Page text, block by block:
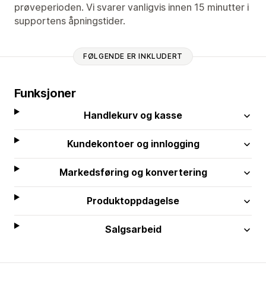
prøveperioden. Vi svarer vanligvis innen 15 minutter i
supportens åpningstider.
FØLGENDE ER INKLUDERT
Funksjoner
Handlekurv og kasse
Kundekontoer og innlogging
Markedsføring og konvertering
Produktoppdagelse
Salgsarbeid